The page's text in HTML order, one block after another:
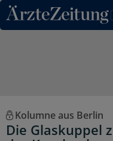
Direkt zum Inhaltsbereich
Kolumne aus Berlin
Die Glaskuppel